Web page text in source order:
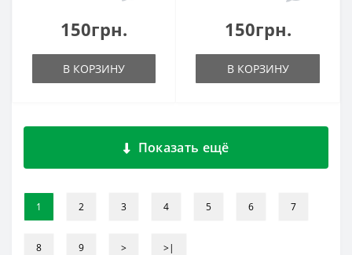
150грн.
В КОРЗИНУ
150грн.
В КОРЗИНУ
Показать ещё
1 2 3 4 5 6 7
8 9 > >|